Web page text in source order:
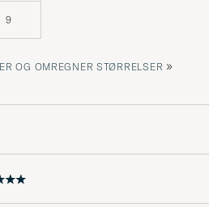
9
OG OMREGNER STØRRELSER »